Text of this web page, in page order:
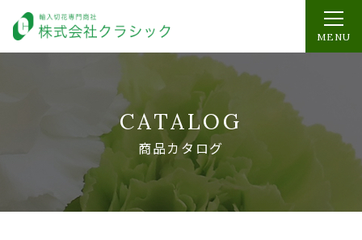
MENU
CATALOG
商品カタログ